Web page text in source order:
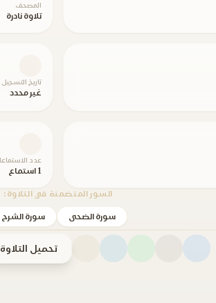
المصحف
تلاوة نادرة
تاريخ التسجيل
غير محدد
عدد
1 استماع
السور المتضمنة في التلاوة:
سورة الضحى سورة الشرح
تحميل التلاوة